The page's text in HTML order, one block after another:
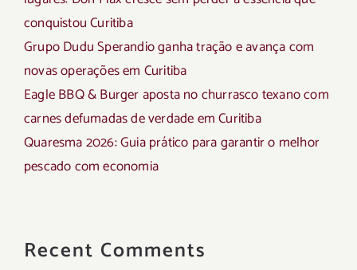
conquistou Curitiba
Grupo Dudu Sperandio ganha tração e avança com
novas operações em Curitiba
Eagle BBQ & Burger aposta no churrasco texano com
carnes defumadas de verdade em Curitiba
Quaresma 2026: Guia prático para garantir o melhor
pescado com economia
Recent Comments